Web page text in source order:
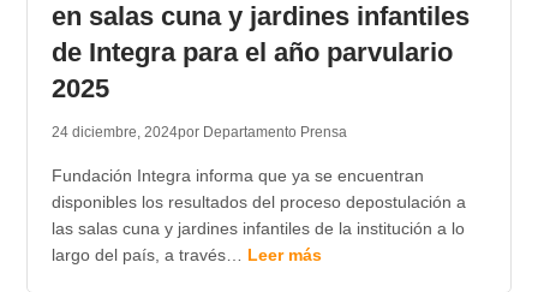
en salas cuna y jardines infantiles
de Integra para el año parvulario
2025
24 diciembre, 2024por Departamento Prensa
Fundación Integra informa que ya se encuentran
disponibles los resultados del proceso depostulación a
las salas cuna y jardines infantiles de la institución a lo
largo del país, a través… Leer más